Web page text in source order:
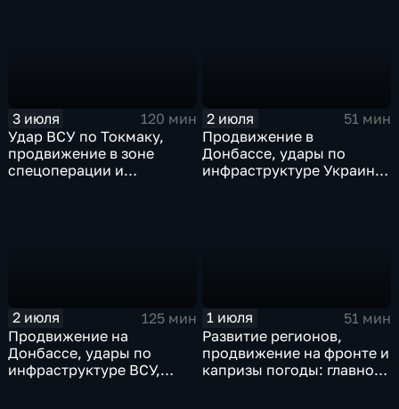
3 июля
120 мин
Удар ВСУ по Токмаку,
продвижение в зоне
спецоперации и
2 июля
51 мин
Продвижение в
Донбассе, удары по
инфраструктуре Украины,
2 июля
125 мин
Продвижение на
Донбассе, удары по
инфраструктуре ВСУ,
1 июля
51 мин
Развитие регионов,
продвижение на фронте и
капризы погоды: главное